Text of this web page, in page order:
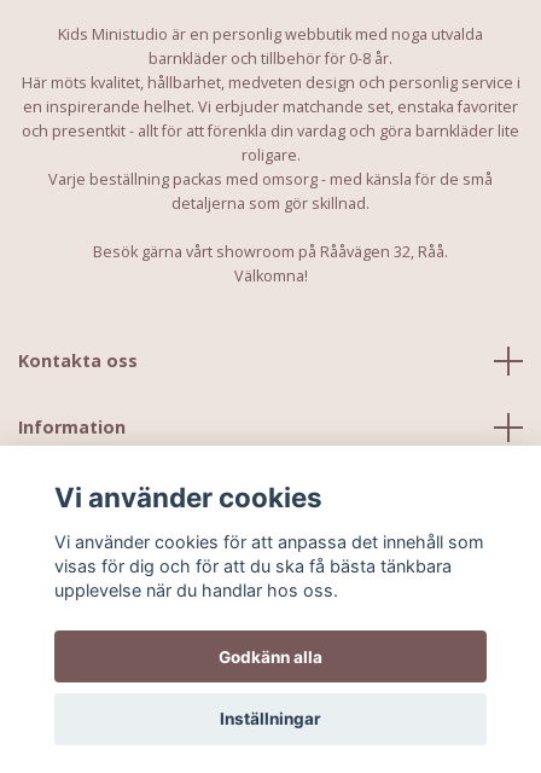
Kids Ministudio är en personlig webbutik med noga utvalda
barnkläder och tillbehör för 0-8 år.
Här möts kvalitet, hållbarhet, medveten design och personlig service i
en inspirerande helhet. Vi erbjuder matchande set, enstaka favoriter
och presentkit - allt för att förenkla din vardag och göra barnkläder lite
roligare.
Varje beställning packas med omsorg - med känsla för de små
detaljerna som gör skillnad.
Besök gärna vårt showroom på Rååvägen 32, Råå.
Välkomna!
Kontakta oss
Information
© 2026 Kids Ministudio
Vi använder cookies
Vi använder cookies för att anpassa det innehåll som
visas för dig och för att du ska få bästa tänkbara
upplevelse när du handlar hos oss.
Godkänn alla
Inställningar